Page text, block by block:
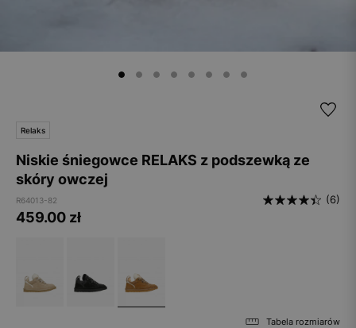
Relaks
Niskie śniegowce RELAKS z podszewką ze
skóry owczej
R64013-82 (6)
459.00 zł
Tabela rozmiarów